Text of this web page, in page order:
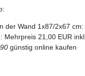
der Wand 1x87/2x67
21,00 EUR
günstig online kaufen